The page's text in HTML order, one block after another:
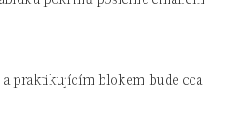
praktikujícím blokem bude cca